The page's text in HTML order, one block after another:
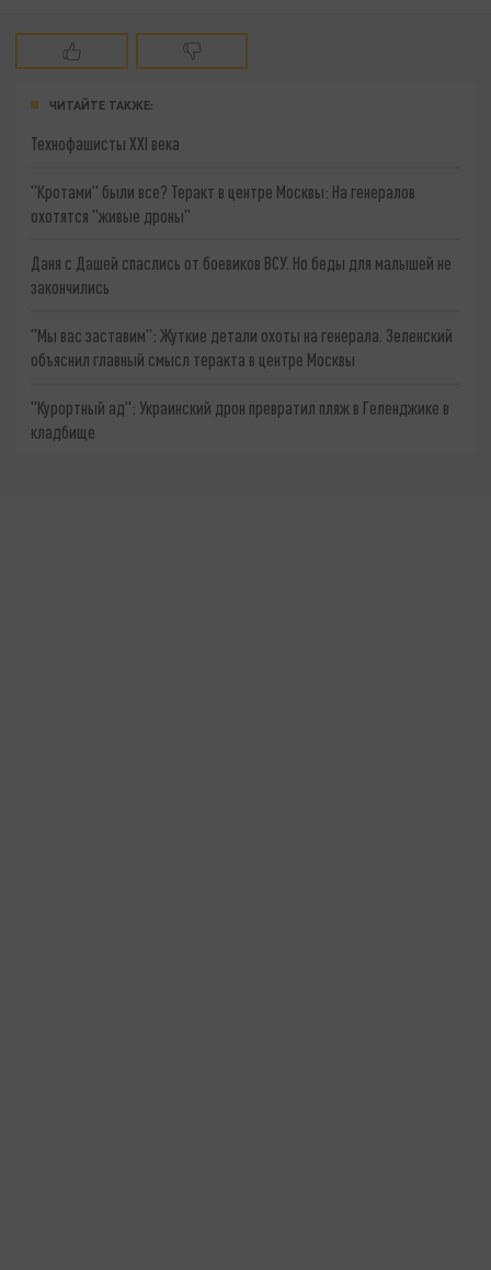
ЧИТАЙТЕ ТАКЖЕ:
Технофашисты XXI века
"Кротами" были все? Теракт в центре Москвы: На генералов
охотятся "живые дроны"
Даня с Дашей спаслись от боевиков ВСУ. Но беды для малышей не
закончились
"Мы вас заставим": Жуткие детали охоты на генерала. Зеленский
объяснил главный смысл теракта в центре Москвы
"Курортный ад": Украинский дрон превратил пляж в Геленджике в
кладбище